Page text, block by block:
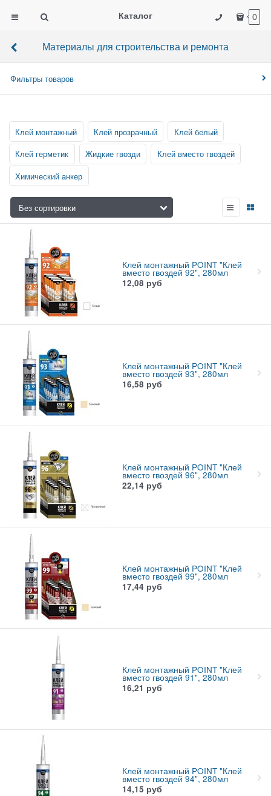
Каталог 0
Материалы для строительства и ремонта
Фильтры товаров
Клей монтажный Клей прозрачный
Клей белый
Клей герметик
Жидкие гвозди
Клей вместо гвоздей
Химический анкер
Клей монтажный POINT "Клей
вместо гвоздей 92", 280мл
12,08 руб
Клей монтажный POINT "Клей
вместо гвоздей 93", 280мл
16,58 руб
Клей монтажный POINT "Клей
вместо гвоздей 96", 280мл
22,14 руб
Клей монтажный POINT "Клей
вместо гвоздей 99", 280мл
17,44 руб
Клей монтажный POINT "Клей
вместо гвоздей 91", 280мл
16,21 руб
Клей монтажный POINT "Клей
вместо гвоздей 94", 280мл
14,15 руб